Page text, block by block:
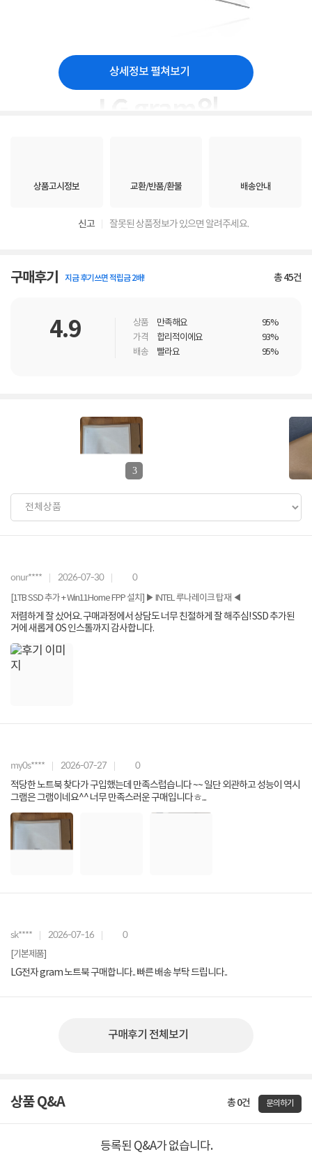
상세정보 펼쳐보기
상품고시정보 교환/반품/환불 배송안내
신고 잘못된 상품정보가 있으면 알려주세요.
구매후기 지금 후기쓰면 적립금 2배! 총45건
4.9 상품 만족해요
95%
가격
합리적이에요
93%
배송
빨라요 95%
3
onur**** 2026-07-30 0
[1TB SSD 추가 + Win11Home FPP 설치] ▶ INTEL 루나레이크 탑재 ◀
저렴하게 잘 샀어요. 구매과정에서 상담도 너무 친절하게 잘 해주심! SSD 추가된
거에 새롭게 OS 인스톨까지 감사합니다.
my0s**** 2026-07-27 0
적당한 노트북 찾다가 구입했는데 만족스럽습니다 ~~ 일단 외관하고 성능이 역시
그램은 그램이네요^^ 너무 만족스러운 구매입니다ㅎ...
sk**** 2026-07-16 0
[기본제품]
LG전자 gram 노트북 구매합니다.. 빠른 배송 부탁 드립니다..
구매후기 전체보기
상품 Q&A 총 0건 문의하기
등록된 Q&A가 없습니다.